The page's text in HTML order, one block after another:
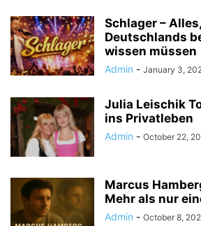
Schlager –
Deutschlands
wissen müssen
Admin - January 3,
Julia Leischik
ins Privatleben
Admin - October 22,
Marcus
Mehr als nur
Admin - October 8,